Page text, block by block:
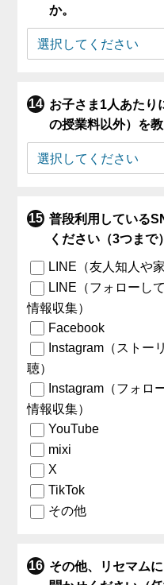
か。
お子さま1人あたり
の授業料以外）を教
普段利用している
ください（3つまで）
LINE（友人知人や
LINE（フォローし
情報収集）
Facebook
Instagram（ストー
聴）
Instagram（フォロ
情報収集）
YouTube
mixi
X
TikTok
その他
その他、リセマム